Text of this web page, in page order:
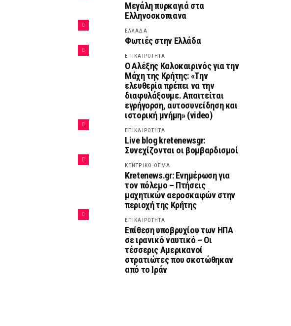
Μεγάλη πυρκαγιά στα
Ελληνοσκοπιανα
ΕΛΛΑΔΑ
Φωτιές στην Ελλάδα
ΕΠΙΚΑΙΡΟΤΗΤΑ
Ο Αλέξης Καλοκαιρινός για την
Μάχη της Κρήτης: «Την
ελευθερία πρέπει να την
διαφυλάξουμε. Απαιτείται
εγρήγορση, αυτοσυνείδηση και
ιστορική μνήμη» (video)
ΕΠΙΚΑΙΡΟΤΗΤΑ
Live blog kretenewsgr:
Συνεχίζονται οι βομβαρδισμοί
ΚΕΝΤΡΙΚΟ ΘΕΜΑ
Kretenews.gr: Ενημέρωση για
τον πόλεμο – Πτήσεις
μαχητικών αεροσκαφών στην
περιοχή της Κρήτης
ΕΠΙΚΑΙΡΟΤΗΤΑ
Επίθεση υποβρυχίου των ΗΠΑ
σε ιρανικό ναυτικό – Οι
τέσσερις Αμερικανοί
στρατιώτες που σκοτώθηκαν
από το Ιράν